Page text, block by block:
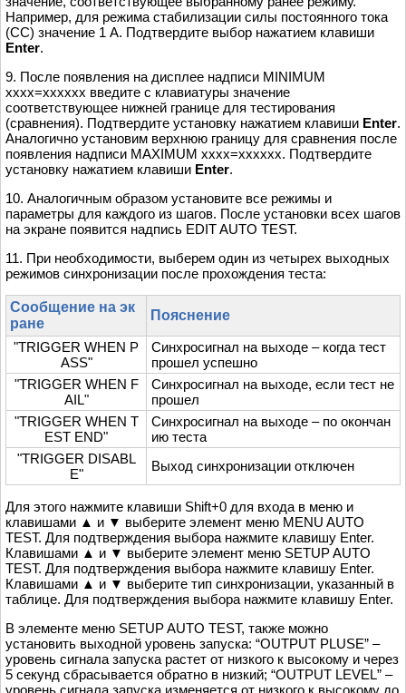
Например, для режима стабилизации силы постоянного тока
(СС) значение 1 А. Подтвердите выбор нажатием клавиши
Enter.
9. После появления на дисплее надписи MINIMUM
xxxx=xxxxxx введите с клавиатуры значение
соответствующее нижней границе для тестирования
(сравнения). Подтвердите установку нажатием клавиши Enter.
Аналогично установим верхнюю границу для сравнения после
появления надписи MAXIMUM xxxx=xxxxxx. Подтвердите
установку нажатием клавиши Enter.
10. Аналогичным образом установите все режимы и
параметры для каждого из шагов. После установки всех шагов
на экране появится надпись EDIT AUTO TEST.
11. При необходимости, выберем один из четырех выходных
режимов синхронизации после прохождения теста:
Сообщение на эк
ране
Пояснение
"TRIGGER WHEN P
ASS"
Синхросигнал на выходе – когда тест
прошел успешно
"TRIGGER WHEN F
AIL"
Синхросигнал на выходе, если тест не
прошел
"TRIGGER WHEN T
EST END"
Синхросигнал на выходе – по окончан
ию теста
"TRIGGER DISABL
E"
Выход синхронизации отключен
Для этого нажмите клавиши Shift+0 для входа в меню и
клавишами ▲ и ▼ выберите элемент меню MENU AUTO
TEST. Для подтверждения выбора нажмите клавишу Enter.
Клавишами ▲ и ▼ выберите элемент меню SETUP AUTO
TEST. Для подтверждения выбора нажмите клавишу Enter.
Клавишами ▲ и ▼ выберите тип синхронизации, указанный в
таблице. Для подтверждения выбора нажмите клавишу Enter.
В элементе меню SETUP AUTO TEST, также можно
установить выходной уровень запуска: “OUTPUT PLUSE” –
уровень сигнала запуска растет от низкого к высокому и через
5 секунд сбрасывается обратно в низкий; “OUTPUT LEVEL” –
уровень сигнала запуска изменяется от низкого к высокому до